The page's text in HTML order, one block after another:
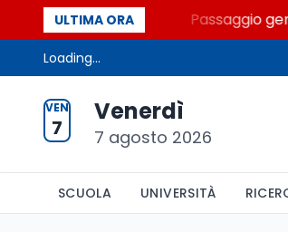
ULTIMA ORAPassaggio
Loading...
VEN
7
Venerdì
7 agosto 2026
SCUOLA UNIVERSITÀ